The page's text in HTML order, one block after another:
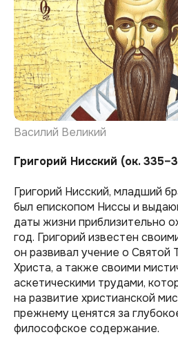
Василий Великий
Григорий Нисский (ок.
Григорий Нисский, младший
был епископом Ниссы и
даты жизни приблизительно
год. Григорий известен
он развивал учение о
Христа, а также своими
аскетическими трудами,
на развитие христианской
прежнему ценятся за
философское содержание.